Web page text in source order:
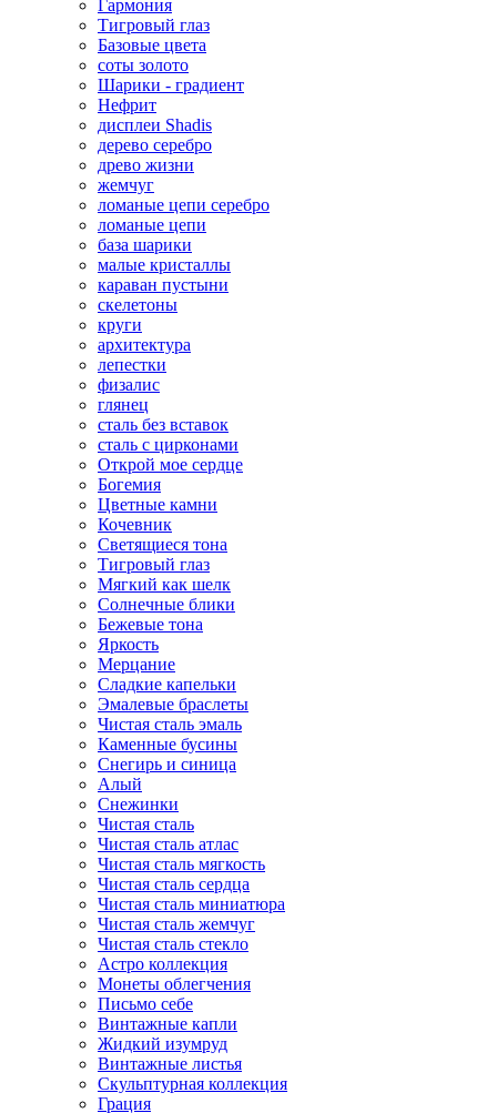
Гармония
Тигровый глаз
Базовые цвета
соты золото
Шарики - градиент
Нефрит
дисплеи Shadis
дерево серебро
древо жизни
жемчуг
ломаные цепи серебро
ломаные цепи
база шарики
малые кристаллы
караван пустыни
скелетоны
круги
архитектура
лепестки
физалис
глянец
сталь без вставок
сталь с цирконами
Открой мое сердце
Богемия
Цветные камни
Кочевник
Светящиеся тона
Тигровый глаз
Мягкий как шелк
Солнечные блики
Бежевые тона
Яркость
Мерцание
Сладкие капельки
Эмалевые браслеты
Чистая сталь эмаль
Каменные бусины
Снегирь и синица
Алый
Снежинки
Чистая сталь
Чистая сталь атлас
Чистая сталь мягкость
Чистая сталь сердца
Чистая сталь миниатюра
Чистая сталь жемчуг
Чистая сталь стекло
Астро коллекция
Монеты облегчения
Письмо себе
Винтажные капли
Жидкий изумруд
Винтажные листья
Скульптурная коллекция
Грация